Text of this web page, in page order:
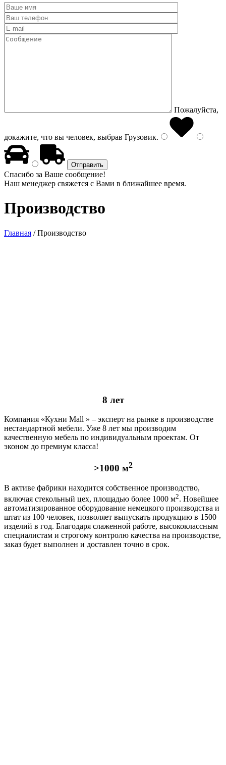
Пожалуйста,
докажите, что вы человек, выбрав Грузовик.
Спасибо за Ваше сообщение!
Наш менеджер свяжется с Вами в ближайшее время.
Производство
Главная /Производство
8 лет
Компания «Кухни Mall » – эксперт на рынке в производстве
нестандартной мебели. Уже 8 лет мы производим
качественную мебель по индивидуальным проектам. От
эконом до премиум класса!
>1000 м2
В активе фабрики находится собственное производство,
включая стекольный цех, площадью более 1000 м2. Новейшее
автоматизированное оборудование немецкого производства и
штат из 100 человек, позволяет выпускать продукцию в 1500
изделий в год. Благодаря слаженной работе, высококлассным
специалистам и строгому контролю качества на производстве,
заказ будет выполнен и доставлен точно в срок.